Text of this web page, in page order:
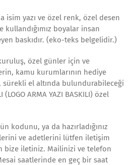
isim yazı ve özel renk, özel desen
kullandığımız boyalar insan
baskıdır. (eko-teks belgelidir.)
özel günler için ve
kamu kurumlarının hediye
sürekli el altında bulundurabileceği
(LOGO ARMA YAZI BASKILI) özel
kodunu, ya da hazırladığınız
ve adetlerini lütfen iletişim
bize iletiniz. Mailinizi ve telefon
saatlerinde en geç bir saat